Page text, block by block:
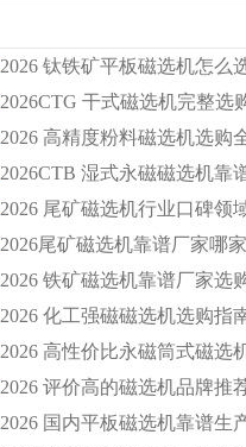
2026 化工强磁磁选机选购指